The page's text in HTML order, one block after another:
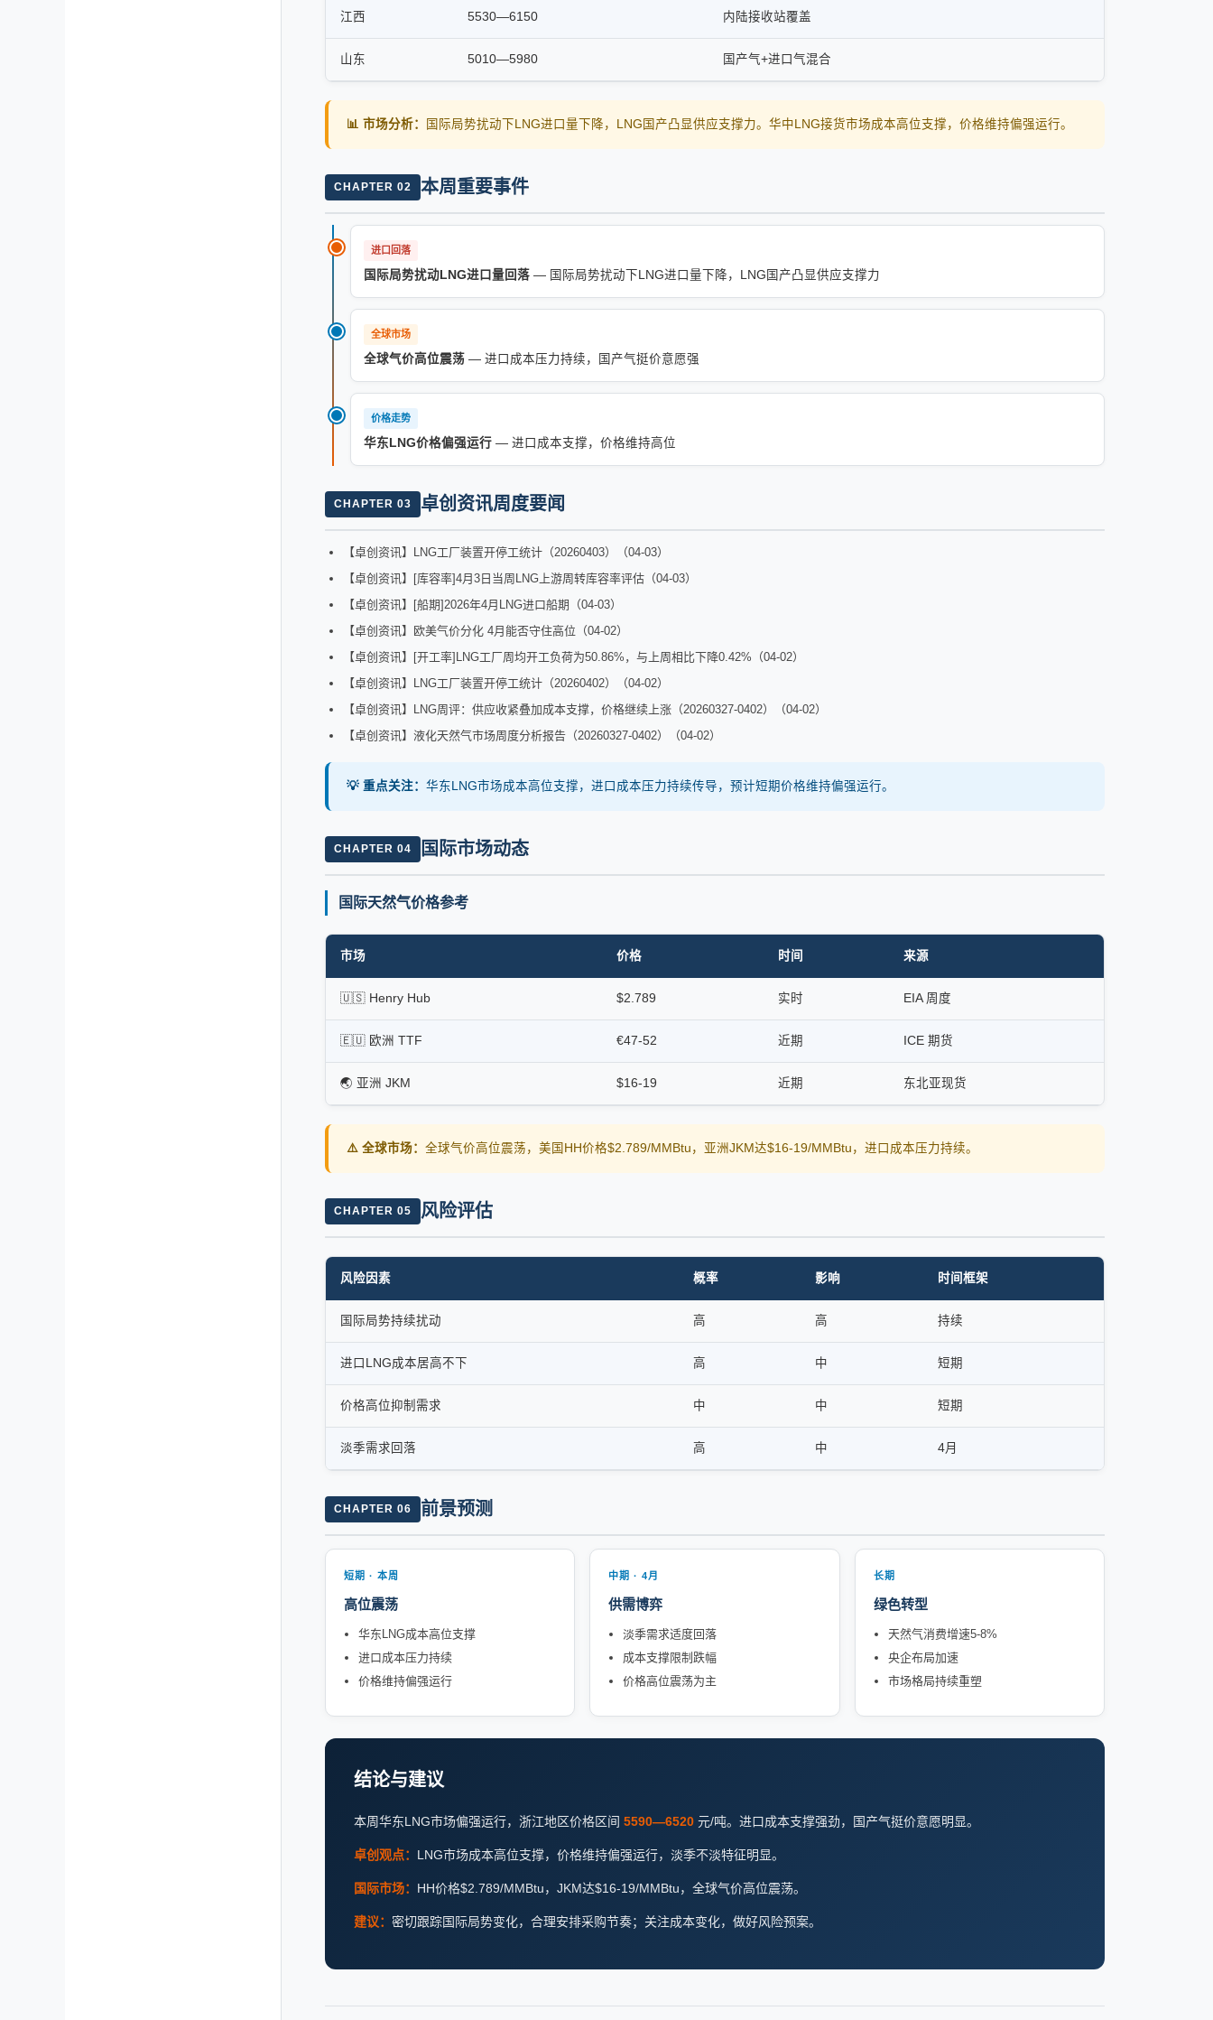
江西 5530—6150 内陆接收站覆盖
山东 5010—5980 国产气+进口气混合
📊 市场分析： 国际局势扰动下LNG进口量下降，LNG国产凸显供应支撑力。华中LNG接货市场成本高位支撑，价格维持偏强运行。
CHAPTER 02 本周重要事件
进口回落
国际局势扰动LNG进口量回落 — 国际局势扰动下LNG进口量下降，LNG国产凸显供应支撑力
全球市场
全球气价高位震荡 — 进口成本压力持续，国产气挺价意愿强
价格走势
华东LNG价格偏强运行 — 进口成本支撑，价格维持高位
CHAPTER 03 卓创资讯周度要闻
【卓创资讯】LNG工厂装置开停工统计（20260403）（04-03）
【卓创资讯】[库容率]4月3日当周LNG上游周转库容率评估（04-03）
【卓创资讯】[船期]2026年4月LNG进口船期（04-03）
【卓创资讯】欧美气价分化 4月能否守住高位（04-02）
【卓创资讯】[开工率]LNG工厂周均开工负荷为50.86%，与上周相比下降0.42%（04-02）
【卓创资讯】LNG工厂装置开停工统计（20260402）（04-02）
【卓创资讯】LNG周评：供应收紧叠加成本支撑，价格继续上涨（20260327-0402）（04-02）
【卓创资讯】液化天然气市场周度分析报告（20260327-0402）（04-02）
💡 重点关注： 华东LNG市场成本高位支撑，进口成本压力持续传导，预计短期价格维持偏强运行。
CHAPTER 04 国际市场动态
国际天然气价格参考
市场 价格 时间 来源
🇺🇸 Henry Hub $2.789 实时 EIA 周度
🇪🇺 欧洲 TTF €47-52 近期 ICE 期货
🌏 亚洲 JKM $16-19 近期 东北亚现货
⚠️ 全球市场： 全球气价高位震荡，美国HH价格$2.789/MMBtu，亚洲JKM达$16-19/MMBtu，进口成本压力持续。
CHAPTER 05 风险评估
风险因素 概率 影响 时间框架
国际局势持续扰动 高 高 持续
进口LNG成本居高不下 高 中 短期
价格高位抑制需求 中 中 短期
淡季需求回落 高 中 4月
CHAPTER 06 前景预测
短期 · 本周
高位震荡
华东LNG成本高位支撑
进口成本压力持续
价格维持偏强运行
中期 · 4月
供需博弈
淡季需求适度回落
成本支撑限制跌幅
价格高位震荡为主
长期
绿色转型
天然气消费增速5-8%
央企布局加速
市场格局持续重塑
结论与建议
本周华东LNG市场偏强运行，浙江地区价格区间 5590—6520 元/吨。进口成本支撑强劲，国产气挺价意愿明显。
卓创观点： LNG市场成本高位支撑，价格维持偏强运行，淡季不淡特征明显。
国际市场： HH价格$2.789/MMBtu，JKM达$16-19/MMBtu，全球气价高位震荡。
建议： 密切跟踪国际局势变化，合理安排采购节奏；关注成本变化，做好风险预案。